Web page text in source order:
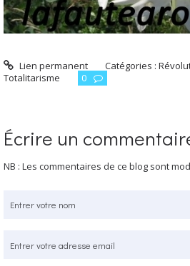
Lien permanent Catégories :
Totalitarisme
0
Écrire un
NB : Les commentaires de ce blog sont